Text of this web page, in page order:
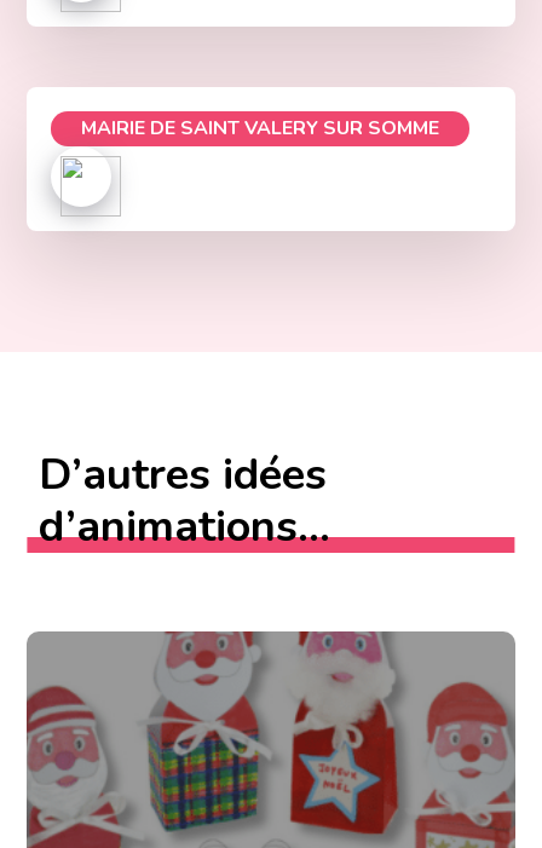
MAIRIE DE SAINT VALERY SUR SOMME
D’autres idées
d’animations...